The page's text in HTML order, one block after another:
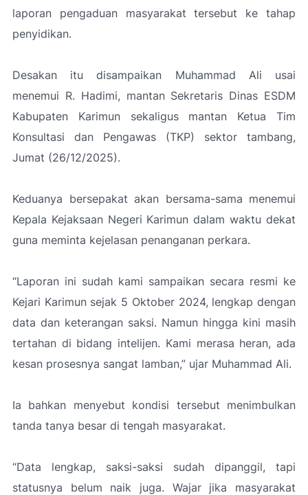
laporan pengaduan masyarakat tersebut ke tahap
penyidikan.
Desakan itu disampaikan Muhammad Ali usai
menemui R. Hadimi, mantan Sekretaris Dinas ESDM
Kabupaten Karimun sekaligus mantan Ketua Tim
Konsultasi dan Pengawas (TKP) sektor tambang,
Jumat (26/12/2025).
Keduanya bersepakat akan bersama-sama menemui
Kepala Kejaksaan Negeri Karimun dalam waktu dekat
guna meminta kejelasan penanganan perkara.
“Laporan ini sudah kami sampaikan secara resmi ke
Kejari Karimun sejak 5 Oktober 2024, lengkap dengan
data dan keterangan saksi. Namun hingga kini masih
tertahan di bidang intelijen. Kami merasa heran, ada
kesan prosesnya sangat lamban,” ujar Muhammad Ali.
Ia bahkan menyebut kondisi tersebut menimbulkan
tanda tanya besar di tengah masyarakat.
“Data lengkap, saksi-saksi sudah dipanggil, tapi
statusnya belum naik juga. Wajar jika masyarakat